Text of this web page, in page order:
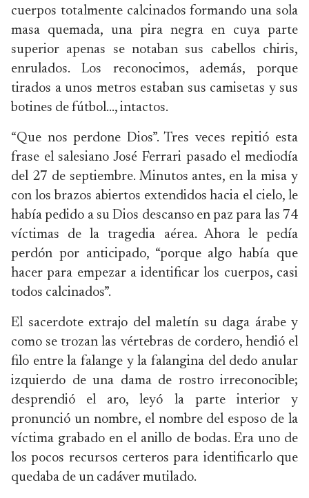
cuerpos totalmente calcinados formando una sola
masa quemada, una pira negra en cuya parte
superior apenas se notaban sus cabellos chiris,
enrulados. Los reconocimos, además, porque
tirados a unos metros estaban sus camisetas y sus
botines de fútbol…, intactos.
“Que nos perdone Dios”. Tres veces repitió esta
frase el salesiano José Ferrari pasado el mediodía
del 27 de septiembre. Minutos antes, en la misa y
con los brazos abiertos extendidos hacia el cielo, le
había pedido a su Dios descanso en paz para las 74
víctimas de la tragedia aérea. Ahora le pedía
perdón por anticipado, “porque algo había que
hacer para empezar a identificar los cuerpos, casi
todos calcinados”.
El sacerdote extrajo del maletín su daga árabe y
como se trozan las vértebras de cordero, hendió el
filo entre la falange y la falangina del dedo anular
izquierdo de una dama de rostro irreconocible;
desprendió el aro, leyó la parte interior y
pronunció un nombre, el nombre del esposo de la
víctima grabado en el anillo de bodas. Era uno de
los pocos recursos certeros para identificarlo que
quedaba de un cadáver mutilado.